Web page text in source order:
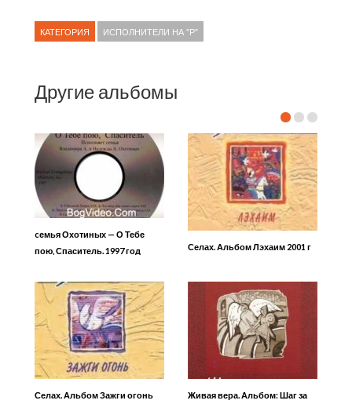
КАТЕГОРИЯ ИСПОЛНИТЕЛИ НА "Р"
Другие альбомы
cемья Охотиных — О Тебе
пою, Спаситель. 1997 год
Селах. Альбом Лэхаим 2001 г
Селах. Альбом Зажги огонь
Живая вера. Альбом: Шаг за